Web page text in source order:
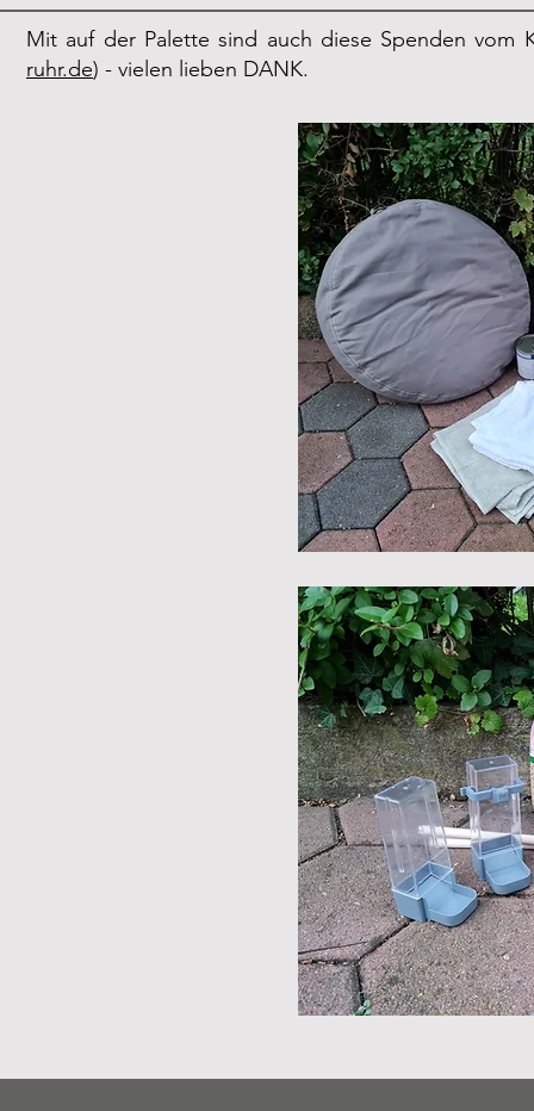
Mit auf der Palette sind auch diese Spenden vom
ruhr.de) - vielen lieben DANK.